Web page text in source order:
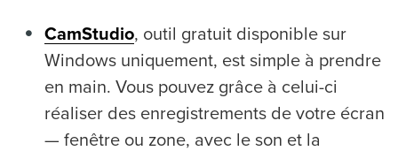
CamStudio, outil gratuit disponible sur
Windows uniquement, est simple à prendre
en main. Vous pouvez grâce à celui-ci
réaliser des enregistrements de votre écran
— fenêtre ou zone, avec le son et la